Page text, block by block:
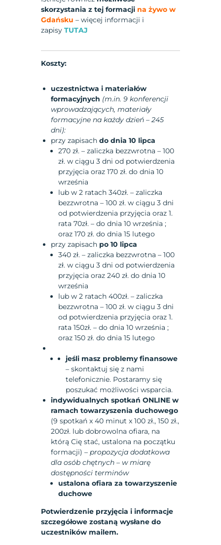
skorzystania z tej formacji na żywo w
Gdańsku – więcej informacji i
zapisyTUTAJ
Koszty:
uczestnictwa i materiałów
formacyjnych (m.in. 9 konferencji
wprowadzających, materiały
formacyjne na każdy dzień – 245
dni):
przy zapisachdo dnia 10 lipca
270 zł. – zaliczka bezzwrotna – 100
zł. w ciągu 3 dni od potwierdzenia
przyjęcia oraz 170 zł. do dnia 10
września
lub w 2 ratach 340zł. – zaliczka
bezzwrotna – 100 zł. w ciągu 3 dni
od potwierdzenia przyjęcia oraz 1.
rata 70zł. – do dnia 10 września ;
oraz 170 zł. do dnia 15 lutego
przy zapisach po 10 lipca
340 zł. – zaliczka bezzwrotna – 100
zł. w ciągu 3 dni od potwierdzenia
przyjęcia oraz 240 zł. do dnia 10
września
lub w 2 ratach 400zł. – zaliczka
bezzwrotna – 100 zł. w ciągu 3 dni
od potwierdzenia przyjęcia oraz 1.
rata 150zł. – do dnia 10 września ;
oraz 150 zł. do dnia 15 lutego
jeśli masz problemy finansowe
– skontaktuj się z nami
telefonicznie. Postaramy się
poszukać możliwości wsparcia.
indywidualnych spotkań ONLINE w
ramach towarzyszenia duchowego
(9 spotkań x 40 minut x 100 zł., 150 zł.,
200zł. lub dobrowolna ofiara, na
którą Cię stać, ustalona na początku
formacji) –propozycja dodatkowa
dla osób chętnych – w miarę
dostępności terminów
ustalona ofiara za towarzyszenie
duchowe
Potwierdzenie przyjęcia i informacje
szczegółowe zostaną wysłane do
uczestników mailem.